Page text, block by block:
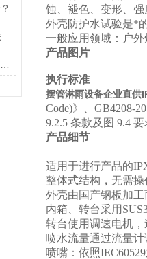
海洋模拟水压试验机和万能水压试验机的区别
蚀、褪色、变形、
外壳防护水试验是*
一般应用领域：户
产品图片
执行标准
摆管淋雨设备企业直供
Code)》、GB4208-
9.2.5 条款及图 9.4 要
产品细节
适用于进行产品的
整体式结构 ， 无需
外壳由国产钢板加
内箱、转台采用
转台使用调速电机
喷水流量通过流量
喷嘴：依照